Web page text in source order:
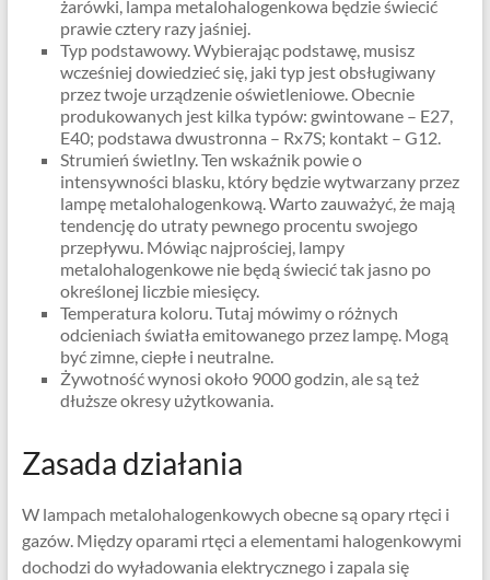
żarówki, lampa metalohalogenkowa będzie świecić
prawie cztery razy jaśniej.
Typ podstawowy. Wybierając podstawę, musisz
wcześniej dowiedzieć się, jaki typ jest obsługiwany
przez twoje urządzenie oświetleniowe. Obecnie
produkowanych jest kilka typów: gwintowane – E27,
E40; podstawa dwustronna – Rx7S; kontakt – G12.
Strumień świetlny. Ten wskaźnik powie o
intensywności blasku, który będzie wytwarzany przez
lampę metalohalogenkową. Warto zauważyć, że mają
tendencję do utraty pewnego procentu swojego
przepływu. Mówiąc najprościej, lampy
metalohalogenkowe nie będą świecić tak jasno po
określonej liczbie miesięcy.
Temperatura koloru. Tutaj mówimy o różnych
odcieniach światła emitowanego przez lampę. Mogą
być zimne, ciepłe i neutralne.
Żywotność wynosi około 9000 godzin, ale są też
dłuższe okresy użytkowania.
Zasada działania
W lampach metalohalogenkowych obecne są opary rtęci i
gazów. Między oparami rtęci a elementami halogenkowymi
dochodzi do wyładowania elektrycznego i zapala się